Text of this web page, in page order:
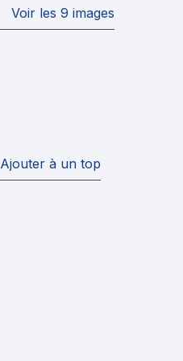
Voir les 9 images
Ajouter à un top